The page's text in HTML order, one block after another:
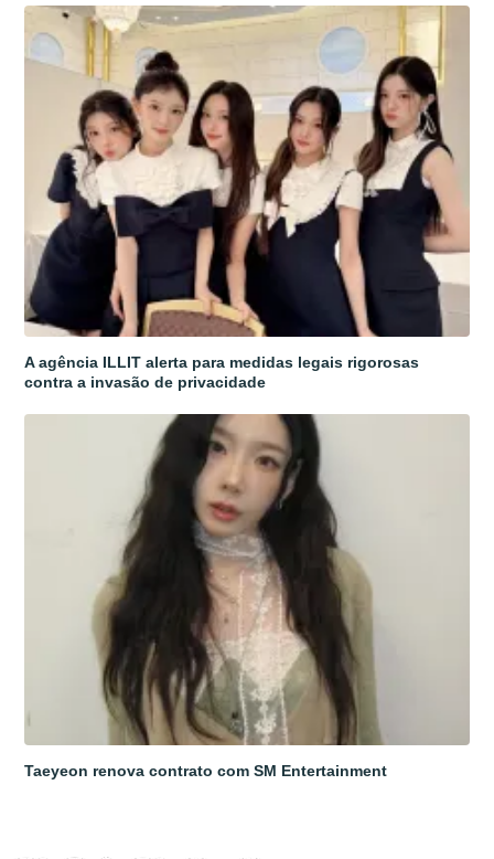
A agência ILLIT alerta para medidas legais rigorosas
contra a invasão de privacidade
Taeyeon renova contrato com SM Entertainment